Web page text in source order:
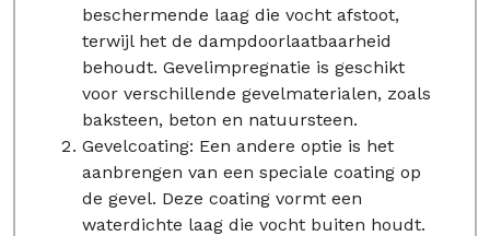
beschermende laag die vocht afstoot,
terwijl het de dampdoorlaatbaarheid
behoudt. Gevelimpregnatie is geschikt
voor verschillende gevelmaterialen, zoals
baksteen, beton en natuursteen.
Gevelcoating: Een andere optie is het
aanbrengen van een speciale coating op
de gevel. Deze coating vormt een
waterdichte laag die vocht buiten houdt.